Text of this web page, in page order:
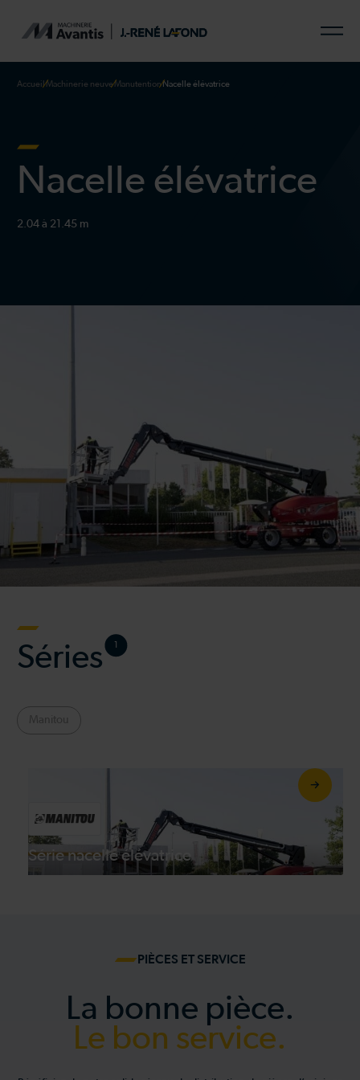
AccueilMachinerie neuveManutentionNacelle élévatrice
Nacelle élévatrice
2.04 à 21.45 m
Séries 1
Série nacelle élévatrice
PIÈCES ET SERVICE
La bonne pièce.
Le bon service.